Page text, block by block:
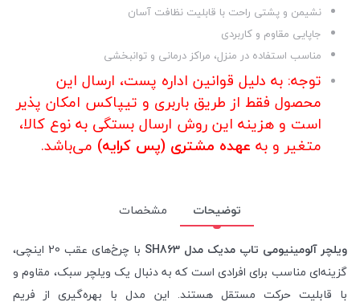
نشیمن و پشتی راحت با قابلیت نظافت آسان
جاپایی مقاوم و کاربردی
مناسب استفاده در منزل، مراکز درمانی و توانبخشی
توجه: به دلیل قوانین اداره پست، ارسال این
محصول فقط از طریق باربری و تیپاکس امکان پذیر
است و هزینه این روش ارسال بستگی به نوع کالا،
متغیر و به عهده مشتری (پس کرایه) می‌باشد.
توضیحات
مشخصات
ویلچر آلومینیومی تاپ مدیک مدل SH863
با چرخ‌های عقب 20 اینچی،
گزینه‌ای مناسب برای افرادی است که به دنبال یک ویلچر سبک، مقاوم و
با قابلیت حرکت مستقل هستند. این مدل با بهره‌گیری از فریم